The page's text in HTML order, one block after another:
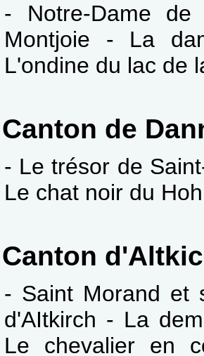
- Notre-Dame
Montjoie - La
L'ondine du lac de
Canton de
- Le trésor de
Le chat noir du
Canton
- Saint Morand et
d'AItkirch - La
Le chevalier en